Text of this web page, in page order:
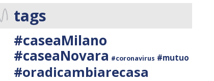
tags
#caseaMilano
#caseaNovara #coronavirus #mutuo
#oradicambiarecasa